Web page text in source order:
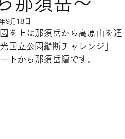
9月18日
を上は那須岳から高原山を
国立公園縦断チャレンジ」
トから那須岳編です。